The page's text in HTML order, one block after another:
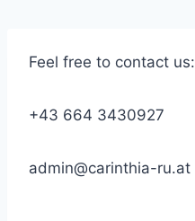
Feel free to contact us:
+43 664 3430927
admin@carinthia-ru.at